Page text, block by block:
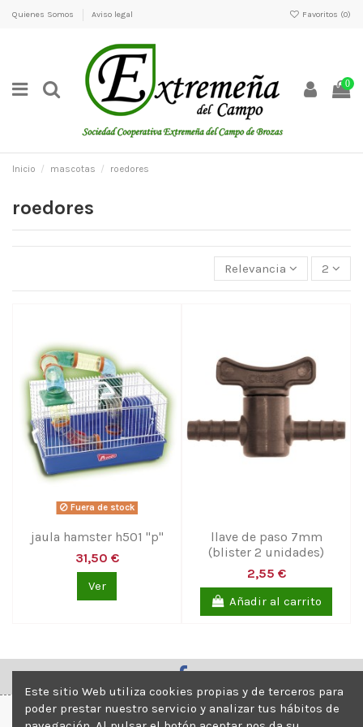
Quienes Somos Aviso legal Favoritos (0)
0
Inicio mascotas roedores
roedores
Relevancia 2
Fuera de stock
jaula hamster h501 "p"
31,50 €
Ver
llave de paso 7mm
(blister 2 unidades)
2,55 €
Añadir al carrito
Este sitio Web utiliza cookies propias y de terceros para
poder prestar nuestro servicio y analizar tus hábitos de